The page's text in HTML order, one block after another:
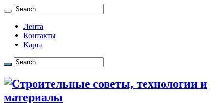
Лента
Контакты
Карта